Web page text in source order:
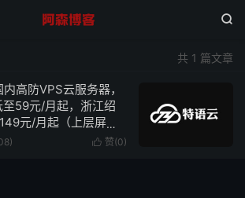

共 1 篇文章
高防VPS云服务器，
59元/月起，浙江绍
元/月起（上层屏蔽
 赞(0)